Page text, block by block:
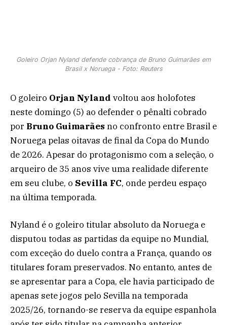
Goleiro Orjan Nyland defende cobrança de Bruno Guimarães em
Brasil x Noruega - Foto: Reuters
O goleiro Orjan Nyland voltou aos holofotes
neste domingo (5) ao defender o pênalti cobrado
por Bruno Guimarães no confronto entre Brasil e
Noruega pelas oitavas de final da Copa do Mundo
de 2026. Apesar do protagonismo com a seleção, o
arqueiro de 35 anos vive uma realidade diferente
em seu clube, o Sevilla FC, onde perdeu espaço
na última temporada.
Nyland é o goleiro titular absoluto da Noruega e
disputou todas as partidas da equipe no Mundial,
com exceção do duelo contra a França, quando os
titulares foram preservados. No entanto, antes de
se apresentar para a Copa, ele havia participado de
apenas sete jogos pelo Sevilla na temporada
2025/26, tornando-se reserva da equipe espanhola